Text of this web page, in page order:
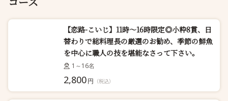
【恋路-こいじ】11時～16時限定◎小粋8貫、日
替わりで総料理長の厳選のお勧め、季節の鮮魚
を中心に職人の技を堪能なさって下さい。
1～16名
2,800円 （税込）